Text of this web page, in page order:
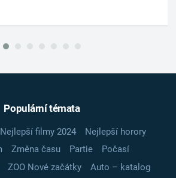
Populární témata
Nejlepší filmy 2024
Nejlepší horory
Změna času Partie
Počasí
ZOO Nové začátky
Auto – katalog